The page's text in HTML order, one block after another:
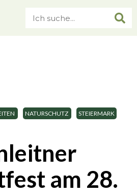
NATURSCHUTZ STEIERMARK
am 28.